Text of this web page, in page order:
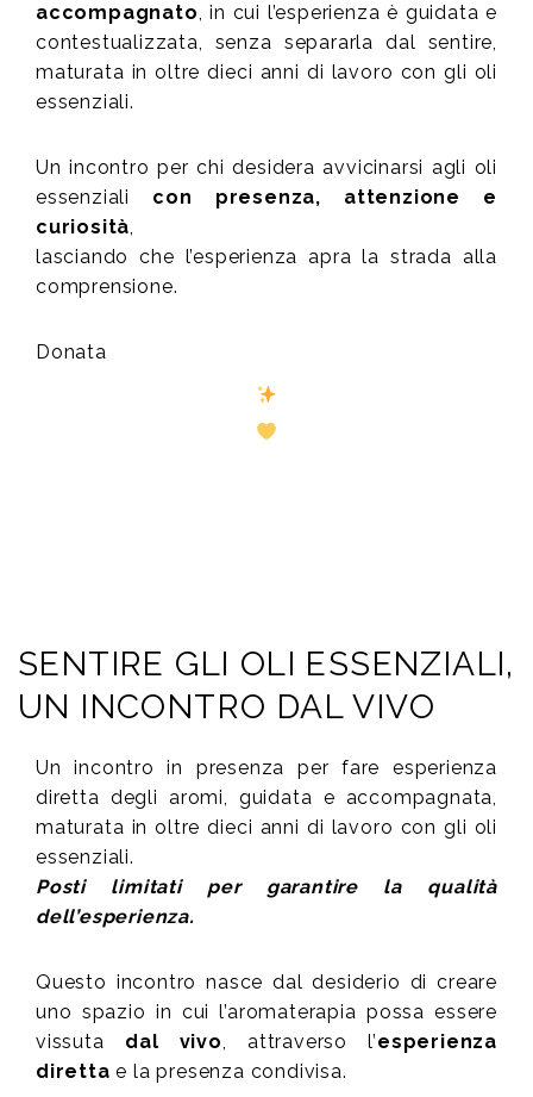
accompagnato, in cui l’esperienza è guidata e
contestualizzata, senza separarla dal sentire,
maturata in oltre dieci anni di lavoro con gli oli
essenziali.
Un incontro per chi desidera avvicinarsi agli oli
essenziali con presenza, attenzione e
curiosità,
lasciando che l’esperienza apra la strada alla
comprensione.
Donata
SENTIRE GLI OLI ESSENZIALI,
UN INCONTRO DAL VIVO
Un incontro in presenza per fare esperienza
diretta degli aromi, guidata e accompagnata,
maturata in oltre dieci anni di lavoro con gli oli
essenziali.
Posti limitati per garantire la qualità
dell’esperienza.
Questo incontro nasce dal desiderio di creare
uno spazio in cui l’aromaterapia possa essere
vissuta dal vivo, attraverso l’esperienza
direttae la presenza condivisa.